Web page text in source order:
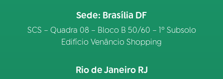
Sede: Brasília DF
SCS – Quadra 08 – Bloco B 50/60 – 1º Subsolo
Edifício Venâncio Shopping
Rio de Janeiro RJ